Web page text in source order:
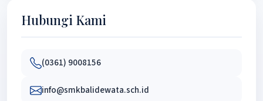
Hubungi Kami
(0361) 9008156
info@smkbalidewata.sch.id